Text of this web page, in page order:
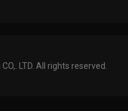
LTD. All rights reserved.